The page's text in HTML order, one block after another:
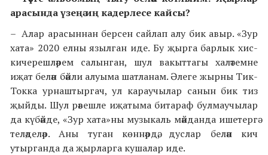
арасында үзеңә иң кадерлесе кайсы?
– Алар арасыннан берсен сайлап алу бик авыр. «Зур
хата» 2020 елны язылган иде. Бу җырга барлык хис-
кичерешләрем салынган, шул вакыттагы халәтемне
иҗат белән бәйли алуыма шатланам. Әлеге жырны Тик-
Токка урнаштыргач, ул караучылар санын бик тиз
җыйды. Шул рәвешле иҗатыма битараф булмаучылар
да күбәйде, «Зур хата»ны музыкаль мәйданда ишетергә
теләделәр. Аны туган көннәрдә, дуслар белән кич
утырганда да җырларга кушалар иде.